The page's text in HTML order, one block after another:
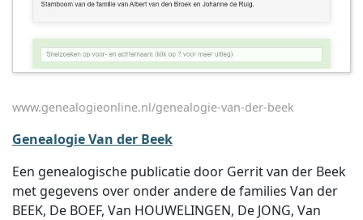
www.genealogieonline.nl/genealogie-van-der-beek
Genealogie Van der Beek
Een genealogische publicatie door Gerrit van der Beek
met gegevens over onder andere de families Van der
BEEK, De BOEF, Van HOUWELINGEN, De JONG, Van